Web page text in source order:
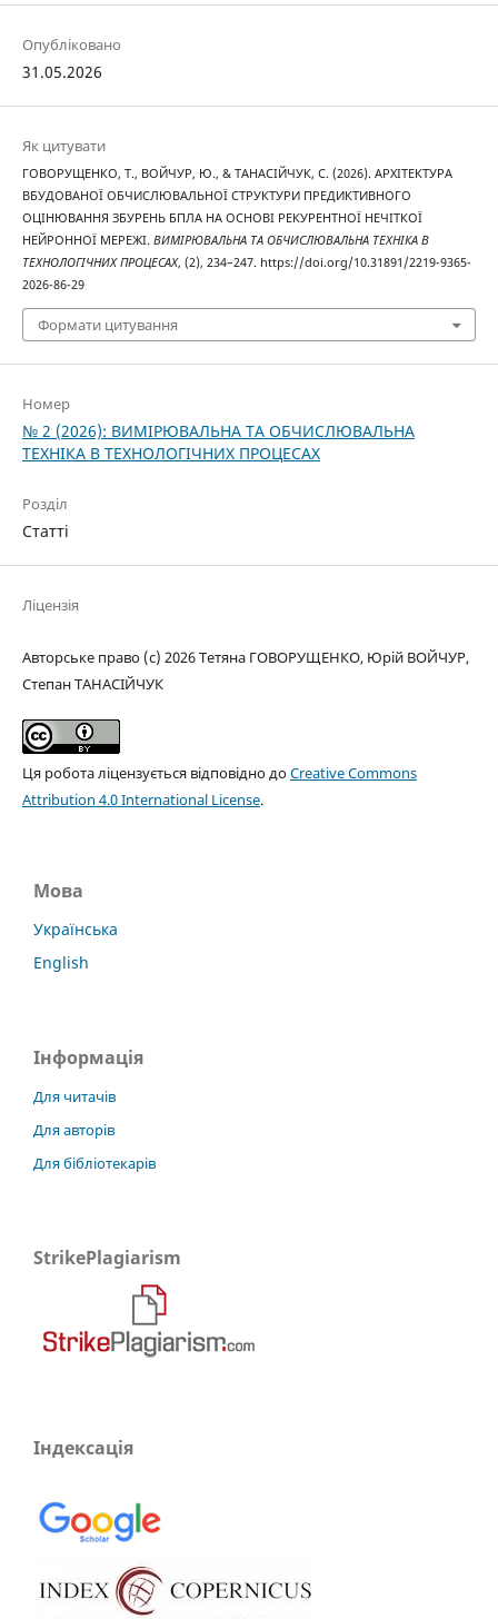
Опубліковано
31.05.2026
Як цитувати
ГОВОРУЩЕНКО, Т., ВОЙЧУР, Ю., & ТАНАСІЙЧУК, С. (2026). АРХІТЕКТУРА
ВБУДОВАНОЇ ОБЧИСЛЮВАЛЬНОЇ СТРУКТУРИ ПРЕДИКТИВНОГО
ОЦІНЮВАННЯ ЗБУРЕНЬ БПЛА НА ОСНОВІ РЕКУРЕНТНОЇ НЕЧІТКОЇ
НЕЙРОННОЇ МЕРЕЖІ. ВИМІРЮВАЛЬНА ТА ОБЧИСЛЮВАЛЬНА ТЕХНІКА В
ТЕХНОЛОГІЧНИХ ПРОЦЕСАХ, (2), 234–247. https://doi.org/10.31891/2219-9365-
2026-86-29
Формати цитування
Номер
№ 2 (2026): ВИМІРЮВАЛЬНА ТА ОБЧИСЛЮВАЛЬНА
ТЕХНІКА В ТЕХНОЛОГІЧНИХ ПРОЦЕСАХ
Розділ
Статті
Ліцензія
Авторське право (c) 2026 Тетяна ГОВОРУЩЕНКО, Юрій ВОЙЧУР,
Степан ТАНАСІЙЧУК
Ця робота ліцензується відповідно доCreative Commons
Attribution 4.0 International License.
Мова
Українська
English
Інформація
Для читачів
Для авторів
Для бібліотекарів
StrikePlagiarism
Індексація